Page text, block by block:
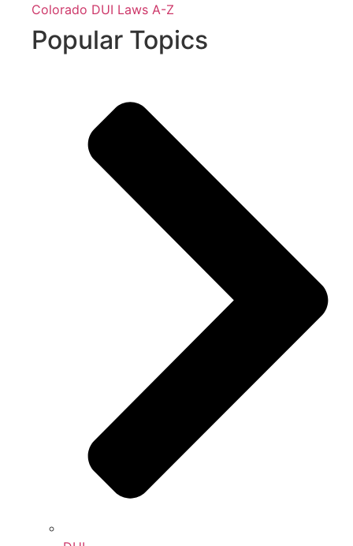
Colorado DUI Laws A-Z
Popular Topics